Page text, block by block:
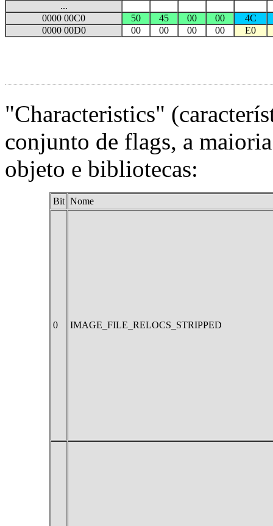
...
0000 00C0
50 45 00 00
4C
0000 00D0
00 00 00 00 E0
"Characteristics"
conjunto de flags, a
objeto e bibliotecas:
Bit Nome
0 IMAGE_FILE_RELOCS_STRIPPED